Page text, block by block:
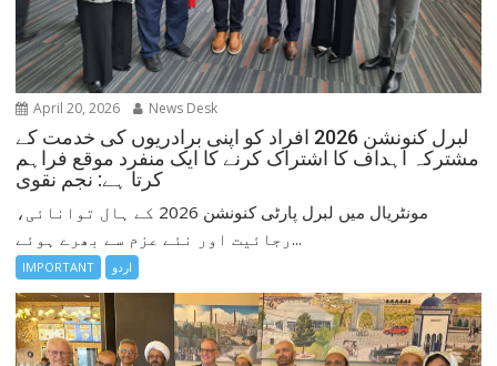
April 20, 2026 News Desk
لبرل کنونشن 2026 افراد کو اپنی برادریوں کی خدمت کے
مشترکہ اہداف کا اشتراک کرنے کا ایک منفرد موقع فراہم
کرتا ہے: نجم نقوی
مونٹریال میں لبرل پارٹی کنونشن 2026 کے ہال توانائی،
رجائیت اور نئے عزم سے بھرے ہوئے...
IMPORTANT اردو